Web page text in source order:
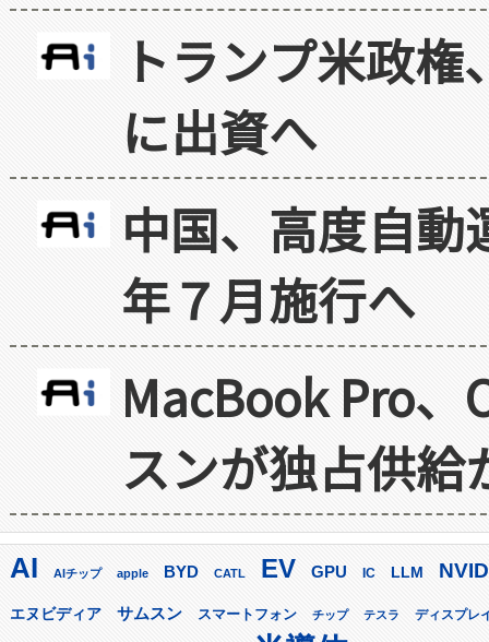
トランプ米政
に出資へ
中国、高度自
年７月施行へ
MacBook Pro
スンが独占供給
AI AIチップ apple BYD CATL EV GPU IC LLM
エヌビディア サムスン スマートフォン チップ テスラ ディスプレ